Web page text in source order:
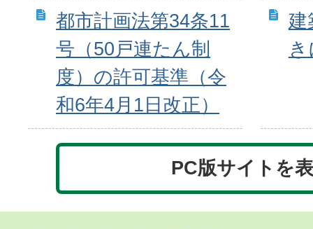
都市計画法第34条11
号（50戸連たん制
度）の許可基準（令
和6年4月1日改正）
建
PC版サイトを